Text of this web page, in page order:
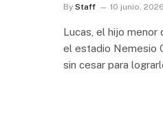
By Staff 10 junio, 2026
Lucas, el hijo menor
el estadio Nemesio
sin cesar para